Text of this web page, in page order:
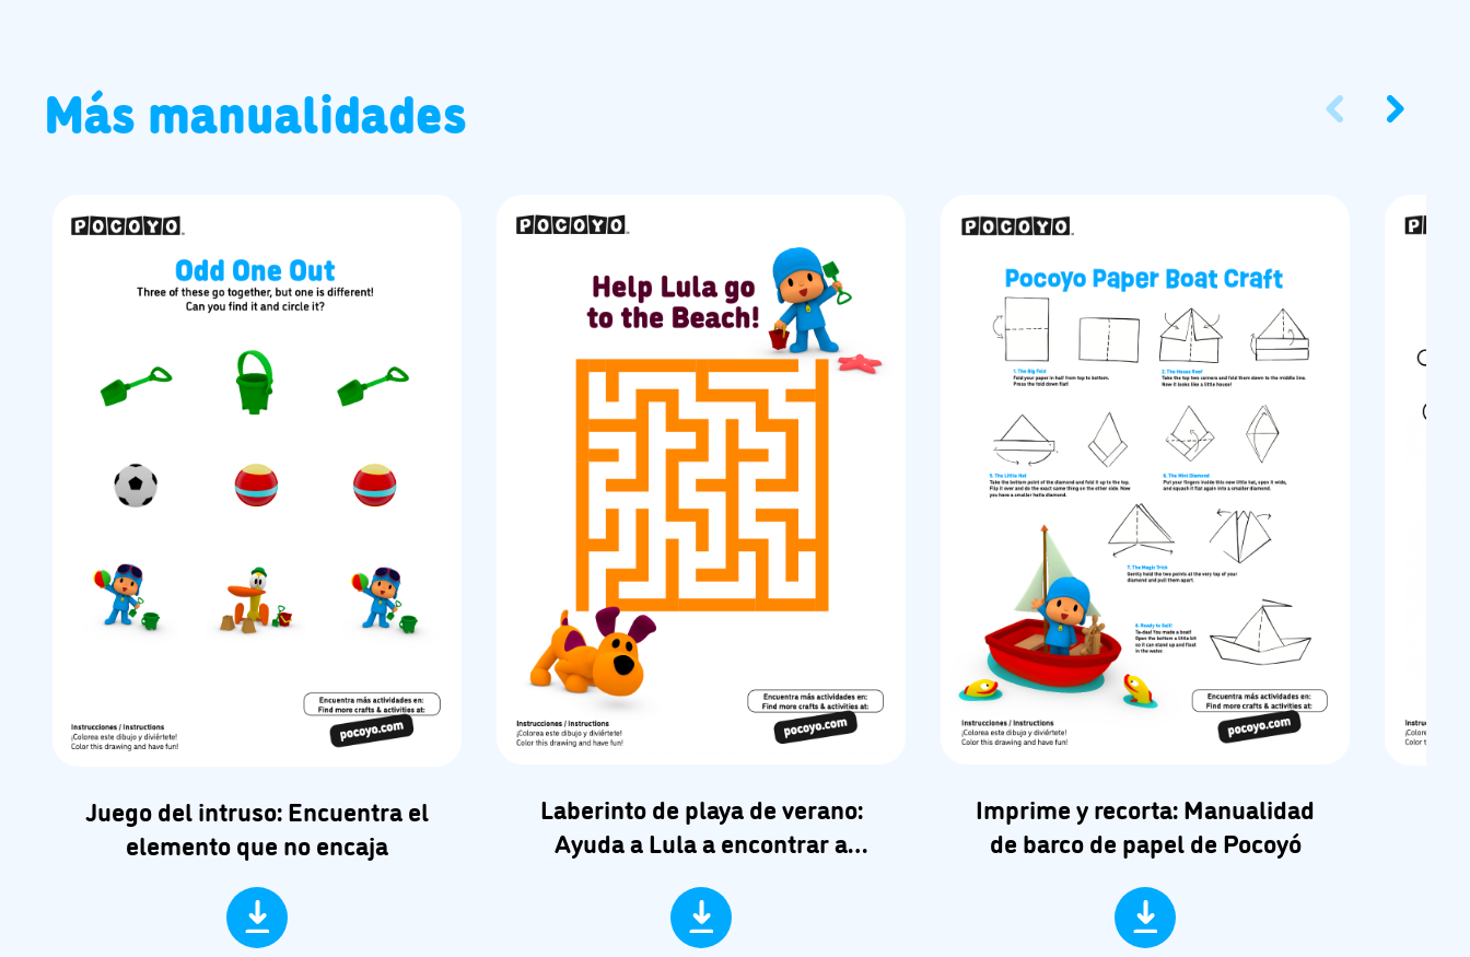
Más manualidades
Juego del intruso: Encuentra el
elemento que no encaja
Laberinto de playa de verano:
Ayuda a Lula a encontrar a
Imprime y recorta: Manualidad
de barco de papel de Pocoyó